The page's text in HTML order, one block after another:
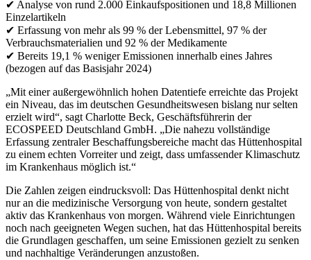
✔ Analyse von rund 2.000 Einkaufspositionen und 18,8 Millionen
Einzelartikeln
✔ Erfassung von mehr als 99 % der Lebensmittel, 97 % der
Verbrauchsmaterialien und 92 % der Medikamente
✔ Bereits 19,1 % weniger Emissionen innerhalb eines Jahres
(bezogen auf das Basisjahr 2024)
„Mit einer außergewöhnlich hohen Datentiefe erreichte das Projekt
ein Niveau, das im deutschen Gesundheitswesen bislang nur selten
erzielt wird“, sagt Charlotte Beck, Geschäftsführerin der
ECOSPEED Deutschland GmbH. „Die nahezu vollständige
Erfassung zentraler Beschaffungsbereiche macht das Hüttenhospital
zu einem echten Vorreiter und zeigt, dass umfassender Klimaschutz
im Krankenhaus möglich ist.“
Die Zahlen zeigen eindrucksvoll: Das Hüttenhospital denkt nicht
nur an die medizinische Versorgung von heute, sondern gestaltet
aktiv das Krankenhaus von morgen. Während viele Einrichtungen
noch nach geeigneten Wegen suchen, hat das Hüttenhospital bereits
die Grundlagen geschaffen, um seine Emissionen gezielt zu senken
und nachhaltige Veränderungen anzustoßen.